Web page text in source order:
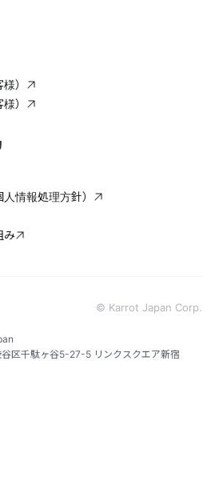
）
）
情報処理方針）
み
© Karrot Japan Corp.
区千駄ヶ谷5-27-5 リンクスクエア新宿